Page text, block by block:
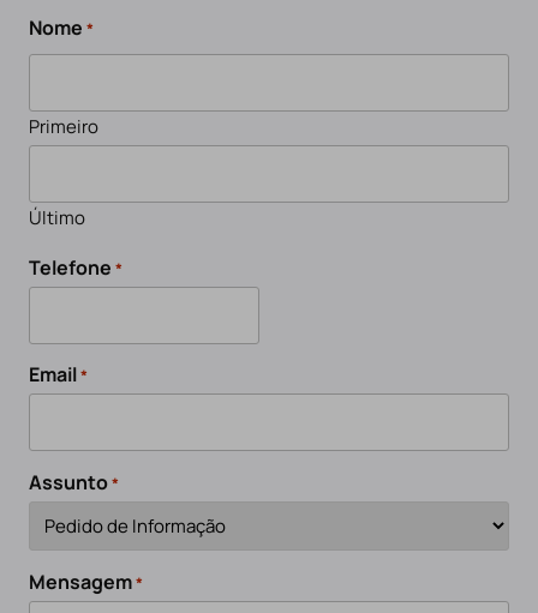
Nome *
Primeiro
Último
Telefone *
Email*
Assunto*
Mensagem*